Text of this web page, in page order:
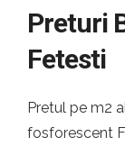
Preturi
Fetesti
Pretul pe m2
fosforescent